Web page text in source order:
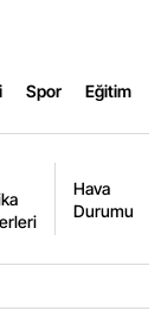
Spor Eğitim
Hava
Durumu